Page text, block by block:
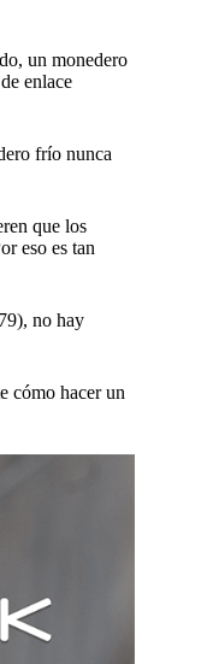
un monedero
enlace
frío nunca
que los
eso es tan
no hay
cómo hacer un